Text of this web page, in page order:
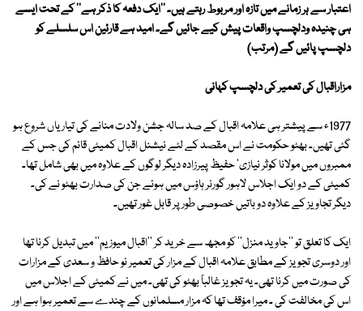
اعتبار سے ہر زمانے میں تازہ اور مربوط رہتے ہیں۔ ''ایک دفعہ کا ذکر ہے'' کے تحت ایسے
ہی چنیدہ ودلچسپ واقعات پیش کیے جائیں گے۔ امید ہے قارئین اس سلسلے کو
دلچسپ پائیں گے (مرتب)
مزاراقبال کی تعمیر کی دلچسپ کہانی
1977ء سے پیشتر ہی علامہ اقبال کے صد سالہ جشن ولادت منانے کی تیاریاں شروع ہو
گئی تھیں۔ بھٹو حکومت نے اس مقصد کے لئے نیشنل اقبال کمیٹی قائم کی جس کے
ممبروں میں مولانا کوثر نیازی' حفیظ پیرزادہ دیگر لوگوں کے علاوہ میں بھی شامل تھا۔
کمیٹی کے دو ایک اجلاس لاہور گورنر ہاؤس میں ہوئے جن کی صدارت بھٹو نے کی۔
دیگر تجاویز کے علاوہ دو باتیں خصوصی طور پر قابل غور تھیں۔
ایک کا تعلق تو ''جاوید منزل'' کو مجھ سے خرید کر ''اقبال میوزیم'' میں تبدیل کرنا تھا
اور دوسری تجویز کے مطابق علامہ اقبال کے مزار کی تعمیر نو حافظ و سعدی کے مزارات
کی صورت میں کرنا تھی۔ یہ تجویز غالباً بھٹو کی تھی۔ میں نے کمیٹی کے اجلاس میں
اس کی مخالفت کی ۔ میرا مؤقف تھا کہ مزار مسلمانوں کے چندے سے تعمیر ہوا ہے اور